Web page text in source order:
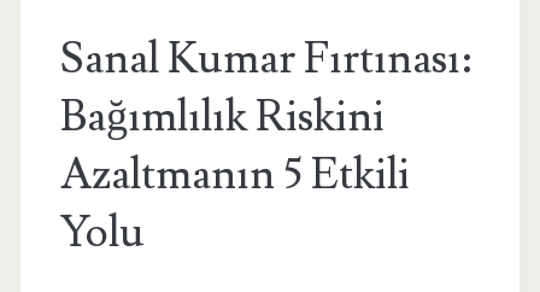
Sanal Kumar Fırtınası:
Bağımlılık Riskini
Azaltmanın 5 Etkili
Yolu